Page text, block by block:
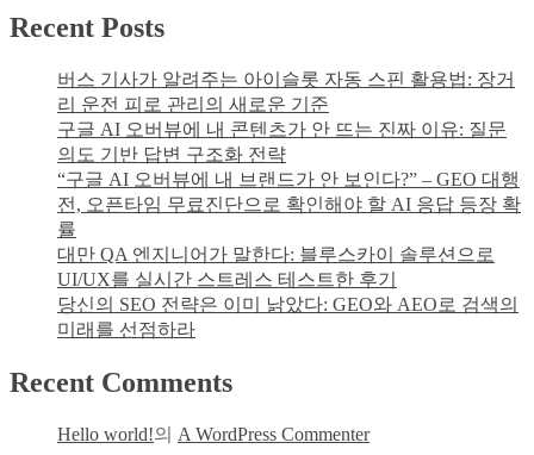
Recent Posts
버스 기사가 알려주는 아이슬롯 자동 스핀 활용법: 장거
리 운전 피로 관리의 새로운 기준
구글 AI 오버뷰에 내 콘텐츠가 안 뜨는 진짜 이유: 질문
의도 기반 답변 구조화 전략
“구글 AI 오버뷰에 내 브랜드가 안 보인다?” – GEO 대행
전, 오픈타임 무료진단으로 확인해야 할 AI 응답 등장 확
률
대만 QA 엔지니어가 말한다: 블루스카이 솔루션으로
UI/UX를 실시간 스트레스 테스트한 후기
당신의 SEO 전략은 이미 낡았다: GEO와 AEO로 검색의
미래를 선점하라
Recent Comments
Hello world!의 A WordPress Commenter